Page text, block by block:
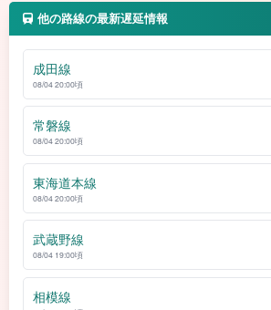
他の路線の最新遅延情報
成田線
08/04 20:00頃
常磐線
08/04 20:00頃
東海道本線
08/04 20:00頃
武蔵野線
08/04 19:00頃
相模線